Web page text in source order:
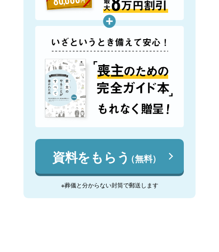
資料をもらう（無料）
※葬儀と分からない封筒で郵送します